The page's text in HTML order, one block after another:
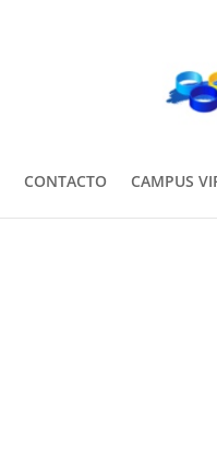
CONTACTO CAMPUS